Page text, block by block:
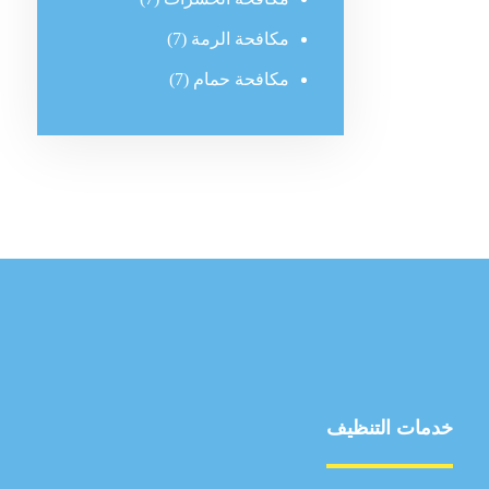
مكافحة الرمة (7)
مكافحة حمام (7)
خدمات التنظيف